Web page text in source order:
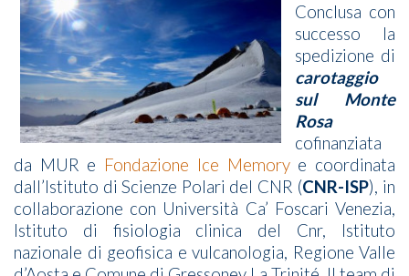
Conclusa con
successo la
spedizione di
carotaggio
sul Monte
Rosa
cofinanziata
da MUR e Fondazione Ice Memorye coordinata
dall’Istituto di Scienze Polari del CNR (CNR-ISP), in
collaborazione con Università Ca’ Foscari Venezia,
Istituto di fisiologia clinica del Cnr, Istituto
nazionale di geofisica e vulcanologia, Regione Valle